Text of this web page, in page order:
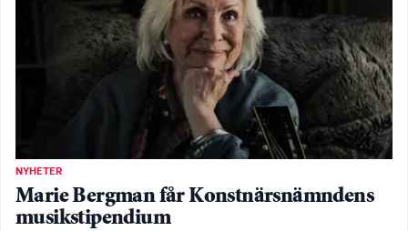
NYHETER
Marie Bergman får Konstnärsnämndens
musikstipendium